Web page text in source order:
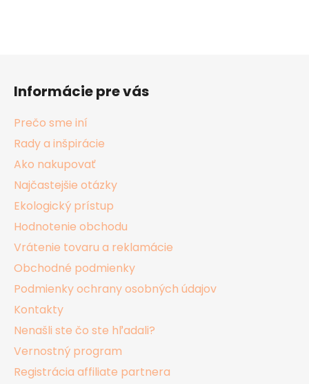
Informácie pre vás
Prečo sme iní
Rady a inšpirácie
Ako nakupovať
Najčastejšie otázky
Ekologický prístup
Hodnotenie obchodu
Vrátenie tovaru a reklamácie
Obchodné podmienky
Podmienky ochrany osobných údajov
Kontakty
Nenašli ste čo ste hľadali?
Vernostný program
Registrácia affiliate partnera